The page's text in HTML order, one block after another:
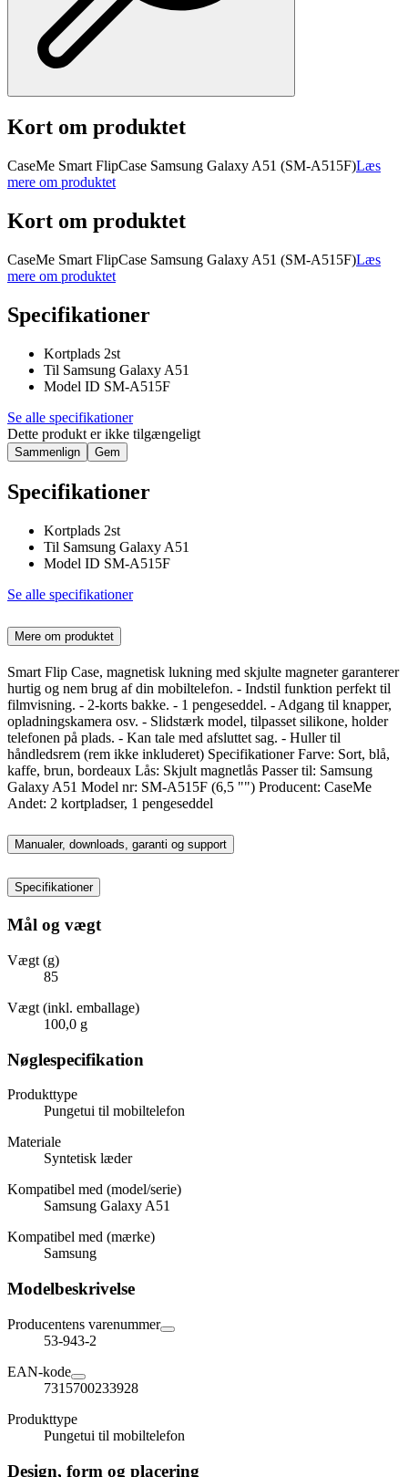
Kort om produktet
CaseMe Smart FlipCase Samsung Galaxy A51 (SM-A515F)Læs
mere om produktet
Kort om produktet
CaseMe Smart FlipCase Samsung Galaxy A51 (SM-A515F)Læs
mere om produktet
Specifikationer
Kortplads 2st
Til Samsung Galaxy A51
Model ID SM-A515F
Se alle specifikationer
Dette produkt er ikke tilgængeligt
Sammenlign Gem
Specifikationer
Kortplads 2st
Til Samsung Galaxy A51
Model ID SM-A515F
Se alle specifikationer
Mere om produktet
Smart Flip Case, magnetisk lukning med skjulte magneter garanterer
hurtig og nem brug af din mobiltelefon. - Indstil funktion perfekt til
filmvisning. - 2-korts bakke. - 1 pengeseddel. - Adgang til knapper,
opladningskamera osv. - Slidstærk model, tilpasset silikone, holder
telefonen på plads. - Kan tale med afsluttet sag. - Huller til
håndledsrem (rem ikke inkluderet) Specifikationer Farve: Sort, blå,
kaffe, brun, bordeaux Lås: Skjult magnetlås Passer til: Samsung
Galaxy A51 Model nr: SM-A515F (6,5 "") Producent: CaseMe
Andet: 2 kortpladser, 1 pengeseddel
Manualer, downloads, garanti og support
Specifikationer
Mål og vægt
Vægt (g)
85
Vægt (inkl. emballage)
100,0 g
Nøglespecifikation
Produkttype
Pungetui til mobiltelefon
Materiale
Syntetisk læder
Kompatibel med (model/serie)
Samsung Galaxy A51
Kompatibel med (mærke)
Samsung
Modelbeskrivelse
Producentens varenummer
53-943-2
EAN-kode
7315700233928
Produkttype
Pungetui til mobiltelefon
Design, form og placering